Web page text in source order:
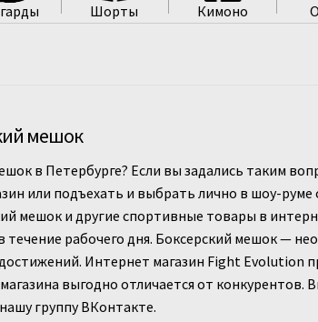
Шорты Кимоно
мешок
в Петербурге? Если вы задались таким
или подъехать и выбрать лично в шоу-
мешок и другие спортивные товары в
течение рабочего дня. Боксерский мешок —
Интернет магазин Fight Evolution
выгодно отличается от
группу ВКонтакте.